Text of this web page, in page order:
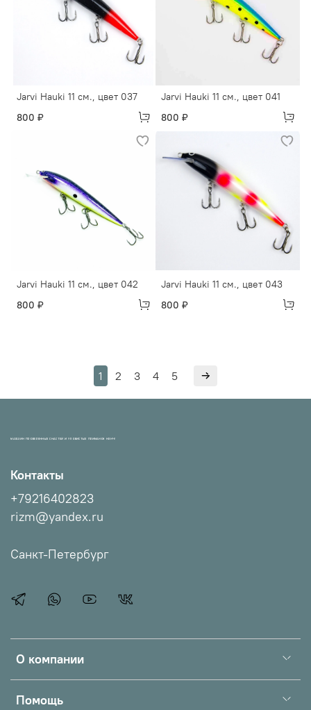
Jarvi Hauki 11 см., цвет 037
800 ₽
Jarvi Hauki 11 см., цвет 041
800 ₽
Jarvi Hauki 11 см., цвет 042
800 ₽
Jarvi Hauki 11 см., цвет 043
800 ₽
1 2 3 4 5
МАГАЗИН ПРОВЕРЕННЫХ СНАСТЕЙ И УЛОВИСТЫХ ПРИМАНОК НХНЧ!
О компании
Помощь
Контакты
+79216402823
rizm@yandex.ru
Санкт-Петербург